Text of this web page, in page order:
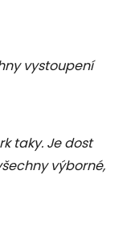
vystoupení
taky. Je dost
výborné,